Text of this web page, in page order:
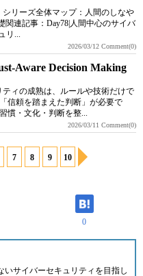
リーズ全体マップ：人間のしなや
連記事：Day78|人間中心のサイバ
リ...
2026/03/12 Comment(0)
Aware Decision Making
ィの成熟は、ルールや技術だけで
信頼を踏まえた判断」が必要で
慣・文化・判断を整...
2026/03/11 Comment(0)
7 8 9 10
0
いサイバーセキュリティを目指し